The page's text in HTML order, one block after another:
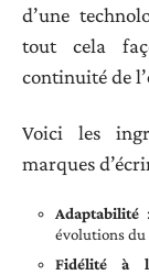
d’une
tout cela
continuité de l’
Voici les
marques
Adaptabilité
évolutions du
Fidélité à